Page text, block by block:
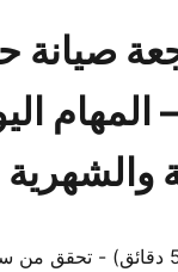
صيانة
والشهرية
## المهام اليومية (5 دقائق)